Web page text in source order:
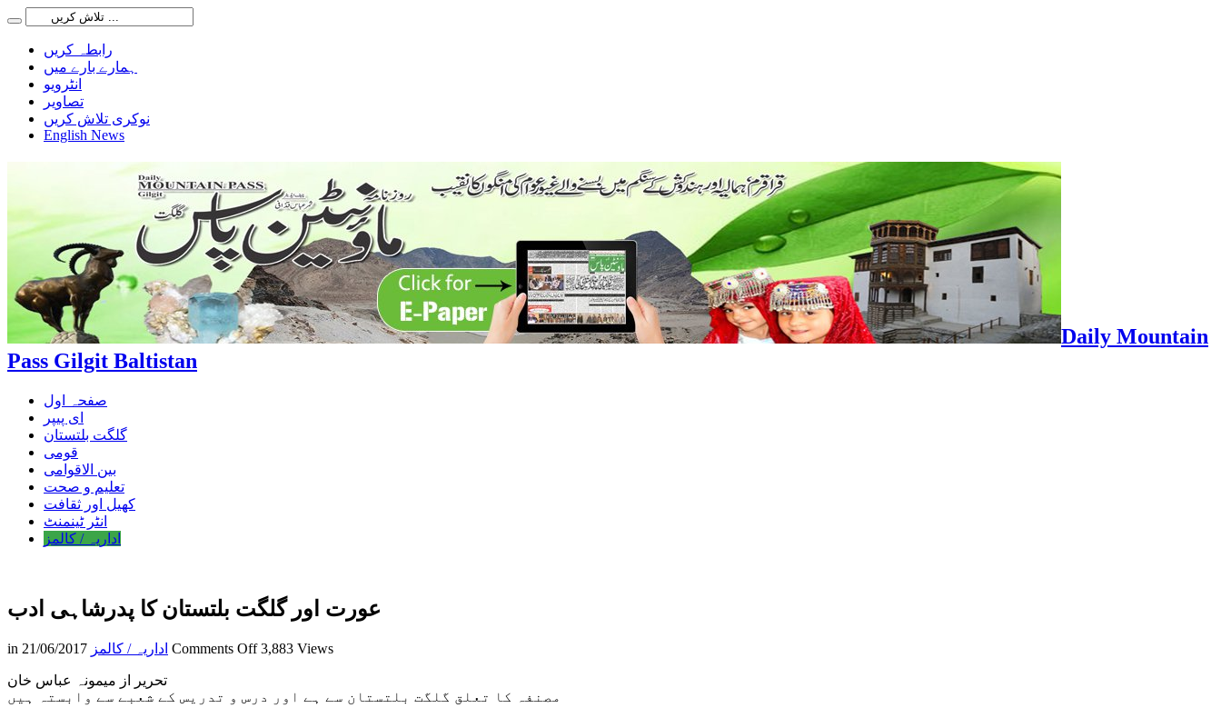
رابطہ کریں
ہمارے بارے میں
انٹرویو
تصاویر
نوکری تلاش کریں
English News
Daily Mountain
Pass Gilgit Baltistan
صفحہ اول
ای پیپر
گلگت بلتستان
قومی
بین الاقوامی
تعلیم و صحت
کھیل اور ثقافت
انٹر ٹینمنٹ
اداریہ / کالمز
عورت اور گلگت بلتستان کا پدرشاہی ادب
in اداریہ / کالمز 21/06/2017 Comments Offon
گلگت
3,883 Views
تحریر از میمونہ عباس خان
مصنفہ کا تعلق گلگت بلتستان سے ہے اور درس و تدریس کے شعبے سے وابستہ ہیں